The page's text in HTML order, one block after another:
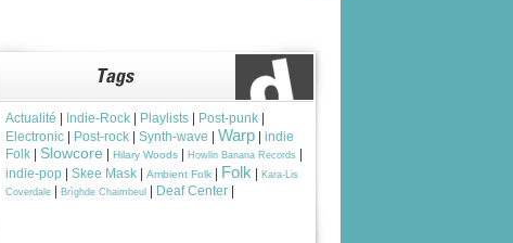
Actualité Indie-Rock Playlists Post-punk
Electronic
Post-rock Synth-wave Warp
indie
Folk
Slowcore Hilary Woods Howlin Banana Records
indie-pop
Skee Mask Ambient Folk Folk
Kara-Lis
Coverdale
Brìghde Chaimbeul Deaf Center